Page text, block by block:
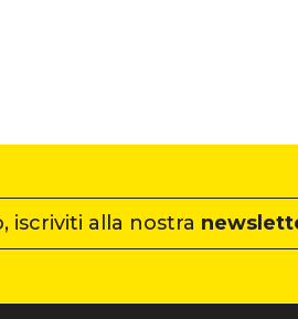
iscriviti alla nostra